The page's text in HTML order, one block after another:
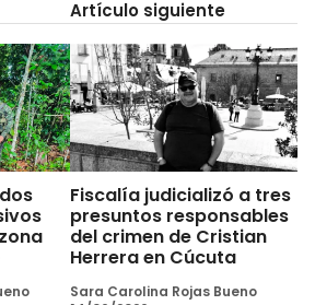
Artículo siguiente
Fiscalía judicializó a tres
presuntos responsables
del crimen de Cristian
Herrera en Cúcuta
Sara Carolina Rojas Bueno